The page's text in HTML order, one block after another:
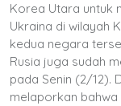
Korea Utara untuk
Ukraina di wilayah
kedua negara
Rusia juga sudah
pada Senin (2/12).
melaporkan